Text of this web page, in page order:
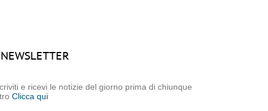
NEWSLETTER
e ricevi le notizie del giorno prima di chiunque
Clicca qui